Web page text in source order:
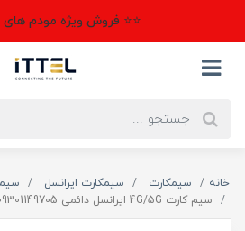
⭐⭐ فروش ویژه مودم های
خانه سیمکارت سیمکارت ایرانسل
سیم کارت 4G/5G ایرانسل دائمی 09301149705